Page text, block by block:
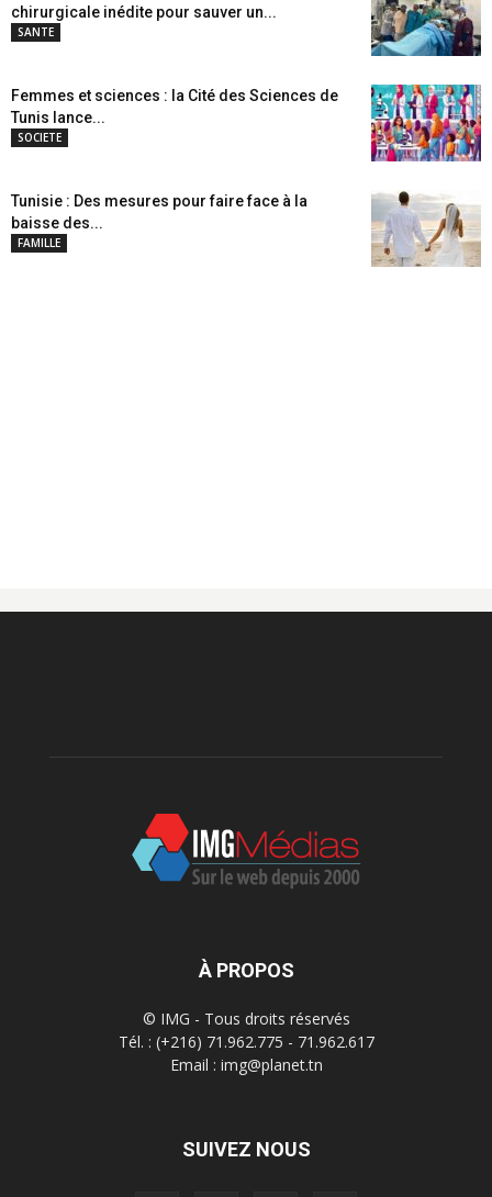
chirurgicale inédite pour sauver un...
SANTE
Femmes et sciences : la Cité des Sciences de
Tunis lance...
SOCIETE
Tunisie : Des mesures pour faire face à la
baisse des...
FAMILLE
À PROPOS
© IMG - Tous droits réservés
Tél. : (+216) 71.962.775 - 71.962.617
Email : img@planet.tn
SUIVEZ NOUS